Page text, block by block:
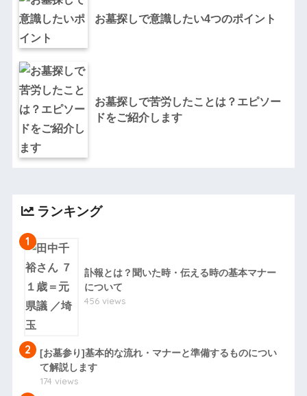
お墓探しで意識したい4つのポイント
お墓探しで苦労したことは？エピソー
ドをご紹介します
ランキング
1
訃報とは？聞いた時・伝える時の基本マナー
について
456 views
2
[お墓参り]基本的な流れ・マナーと準備するものについ
て解説します
174 views